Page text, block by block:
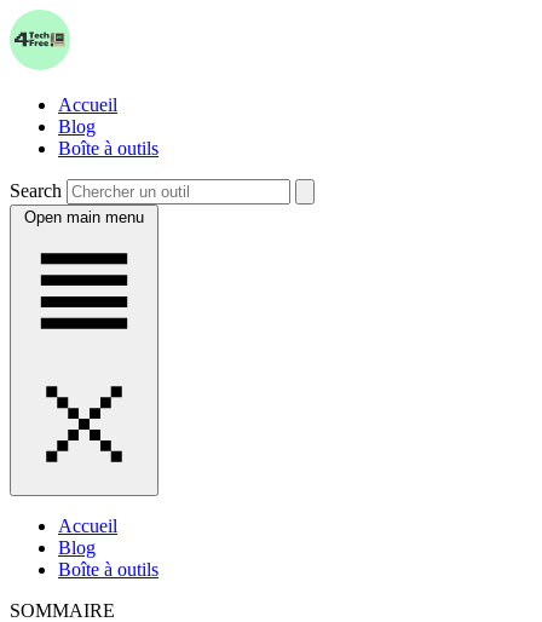
Accueil
Blog
Boîte à outils
Search
Open main menu
Accueil
Blog
Boîte à outils
SOMMAIRE